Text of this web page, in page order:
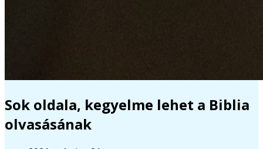
Sok oldala, kegyelme lehet a Biblia
olvasásának